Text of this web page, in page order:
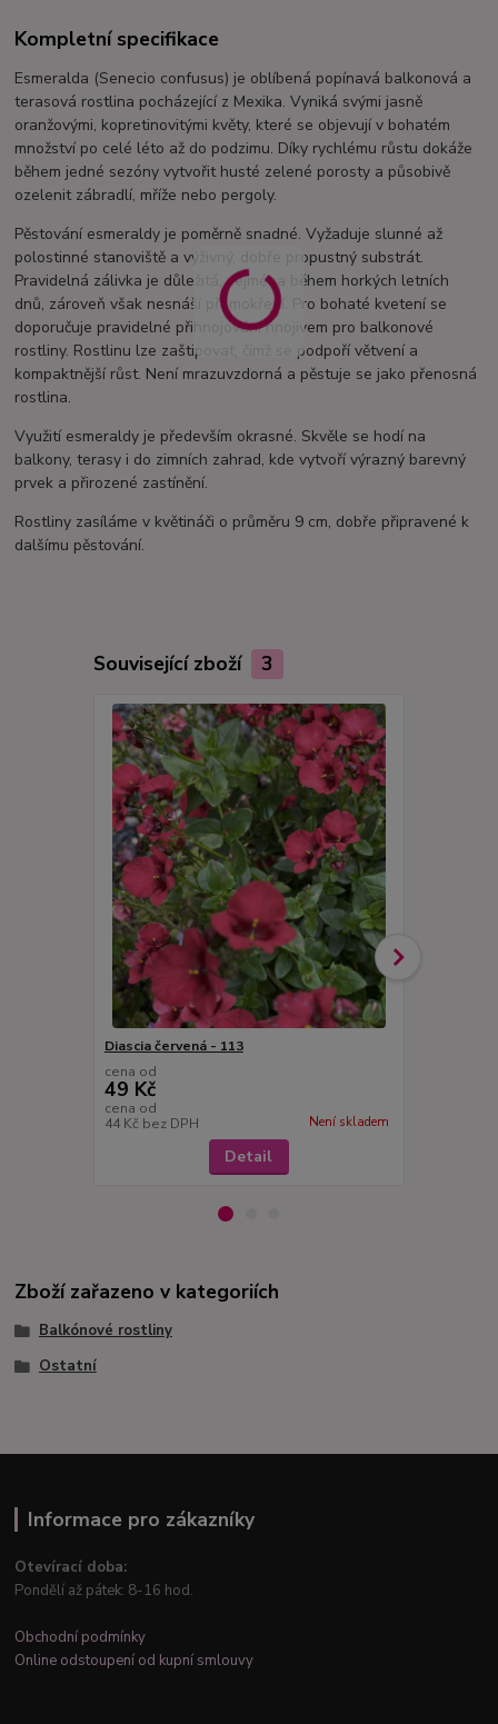
Kompletní specifikace
Esmeralda (Senecio confusus) je oblíbená popínavá balkonová a
terasová rostlina pocházející z Mexika. Vyniká svými jasně
oranžovými, kopretinovitými květy, které se objevují v bohatém
množství po celé léto až do podzimu. Díky rychlému růstu dokáže
během jedné sezóny vytvořit husté zelené porosty a působivě
ozelenit zábradlí, mříže nebo pergoly.
Pěstování esmeraldy je poměrně snadné. Vyžaduje slunné až
polostinné stanoviště a výživný, dobře propustný substrát.
Pravidelná zálivka je důležitá, zejména během horkých letních
dnů, zároveň však nesnáší přemokření. Pro bohaté kvetení se
doporučuje pravidelné přihnojování hnojivem pro balkonové
rostliny. Rostlinu lze zaštipovat, čímž se podpoří větvení a
kompaktnější růst. Není mrazuvzdorná a pěstuje se jako přenosná
rostlina.
Využití esmeraldy je především okrasné. Skvěle se hodí na
balkony, terasy i do zimních zahrad, kde vytvoří výrazný barevný
prvek a přirozené zastínění.
Rostliny zasíláme v květináči o průměru 9 cm, dobře připravené k
dalšímu pěstování.
Související zboží 3
Diascia červená - 113
cena od
49 Kč
cena od
44 Kč bez DPH Není skladem
Detail
Zboží zařazeno v kategoriích
Balkónové rostliny
Ostatní
Informace pro zákazníky
Otevírací doba:
Pondělí až pátek: 8-16 hod.
Obchodní podmínky
Online odstoupení od kupní smlouvy